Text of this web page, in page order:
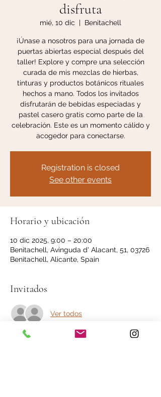
disfruta
mié, 10 dic
  |
Benitachell
¡Únase a nosotros para una jornada de
puertas abiertas especial después del
taller! Explore y compre una selección
curada de mis mezclas de hierbas,
tinturas y productos botánicos rituales
hechos a mano. Todos los invitados
disfrutarán de bebidas especiadas y
pastel casero gratis como parte de la
celebración. Este es un momento cálido y
acogedor para conectarse.
Registration is closed
See other events
Horario y ubicación
10 dic 2025, 9:00 – 20:00
Benitachell, Avinguda d' Alacant, 51, 03726
Benitachell, Alicante, Spain
Invitados
Ver todos